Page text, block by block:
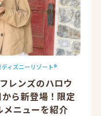
ディズニーリゾート®
レンズのハロウ
ら新登場！限定
メニューを紹介